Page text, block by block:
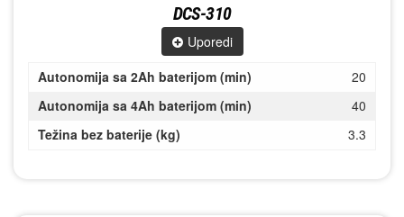
DCS-310
Uporedi
Autonomija sa 2Ah baterijom (min)
20
Autonomija sa 4Ah baterijom (min)
40
Težina bez baterije (kg)
3.3